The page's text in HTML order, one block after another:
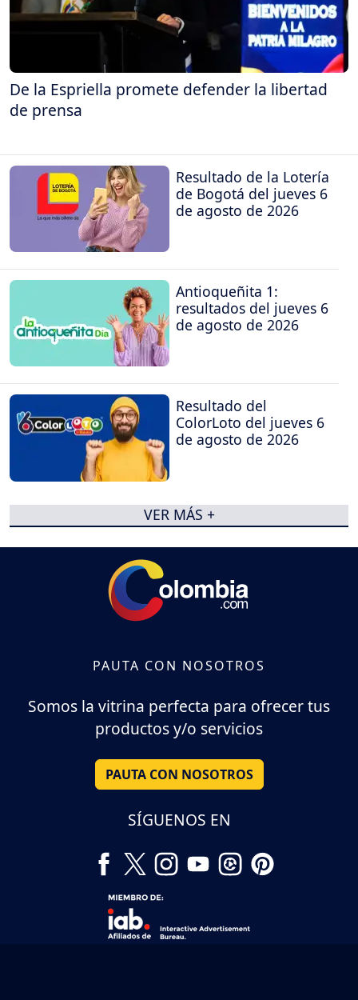
De la Espriella promete defender la libertad
de prensa
Resultado de la Lotería
de Bogotá del jueves 6
de agosto de 2026
Antioqueñita 1:
resultados del jueves 6
de agosto de 2026
Resultado del
ColorLoto del jueves 6
de agosto de 2026
VER MÁS +
PAUTA CON NOSOTROS
Somos la vitrina perfecta para ofrecer tus
productos y/o servicios
PAUTA CON NOSOTROS
SÍGUENOS EN